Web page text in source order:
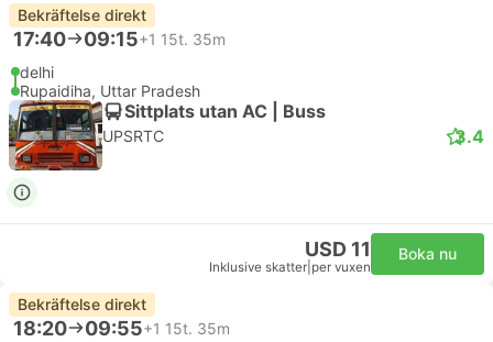
Bekräftelse direkt
17:40 09:15+1 15t. 35m
delhi
Rupaidiha, Uttar Pradesh
Sittplats utan AC | Buss
UPSRTC 3.4
USD 11
Inklusive skatter per vuxen
Boka nu
Bekräftelse direkt
18:20 09:55+1 15t. 35m